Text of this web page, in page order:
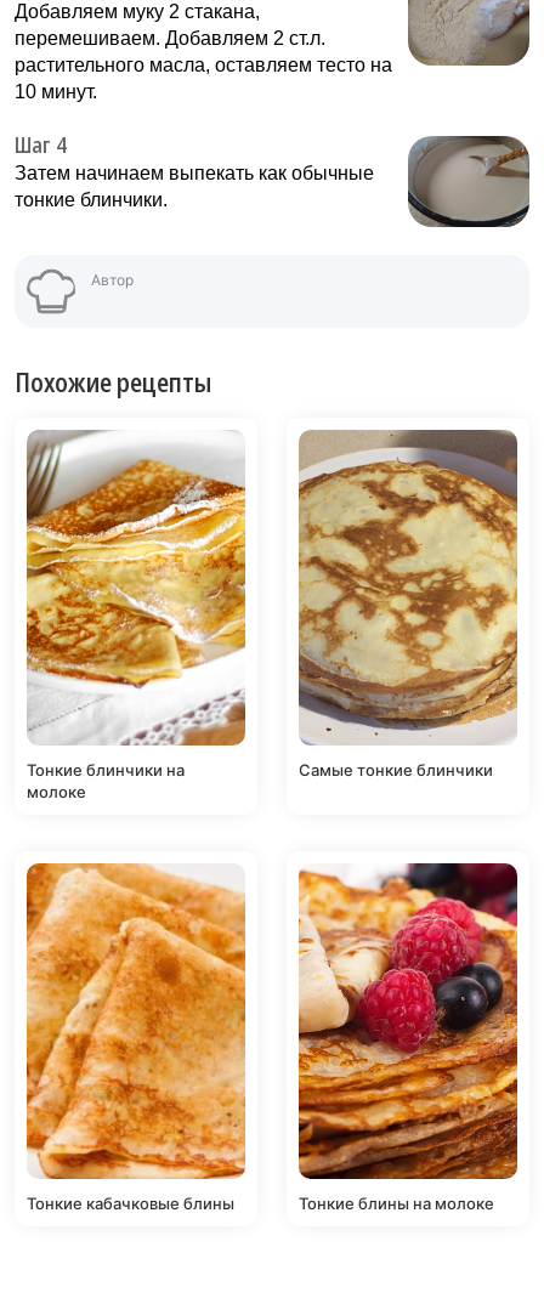
Добавляем муку 2 стакана,
перемешиваем. Добавляем 2 ст.л.
растительного масла, оставляем тесто на
10 минут.
Шаг 4
Затем начинаем выпекать как обычные
тонкие блинчики.
Автор
Похожие рецепты
Тонкие блинчики на
молоке
Самые тонкие блинчики
Тонкие кабачковые блины Тонкие блины на молоке